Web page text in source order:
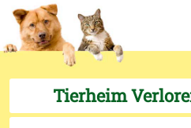
Tierheim